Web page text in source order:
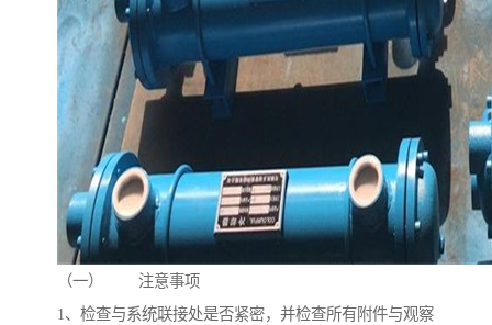
（一） 注意事项
1、检查与系统联接处是否紧密，并检查所有附件与观察